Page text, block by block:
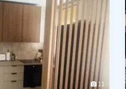
11